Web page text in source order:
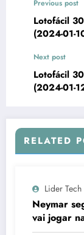
Previous post
Lotofácil
(2024-01-
Next post
Lotofácil
(2024-01-
RELATED
Lider Tech
Neymar
vai jogar